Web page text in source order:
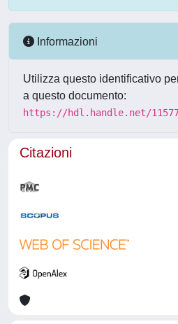
Informazioni
Utilizza questo identificativo
a questo documento:
https://hdl.handle.net/
Citazioni